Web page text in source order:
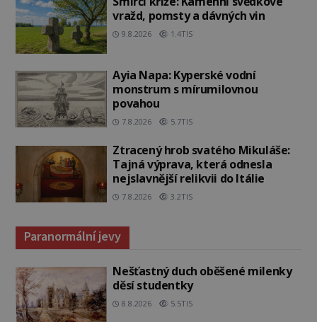
vražd, pomsty a dávných vin
9.8.2026 1.4TIS
Ayia Napa: Kyperské vodní
monstrum s mírumilovnou
povahou
7.8.2026 5.7TIS
Ztracený hrob svatého Mikuláše:
Tajná výprava, která odnesla
nejslavnější relikvii do Itálie
7.8.2026 3.2TIS
Paranormální jevy
Nešťastný duch oběšené milenky
děsí studentky
8.8.2026 5.5TIS